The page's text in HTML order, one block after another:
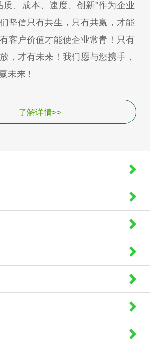
质、成本、速度、创新”作为企业
坚信只有共生，只有共赢，才能
客户价值才能使企业常青！只有
，才有未来！我们愿与您携手，
未来！
了解详情>>